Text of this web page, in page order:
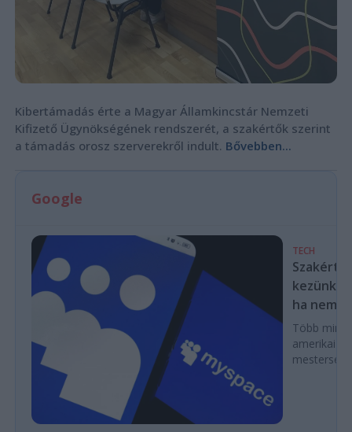
Kibertámadás érte a Magyar Államkincstár Nemzeti
Kifizető Ügynökségének rendszerét, a szakértők szerint
a támadás orosz szerverekről indult. Bővebben...
Google
TECH
ha nem
Több mint
amerikai